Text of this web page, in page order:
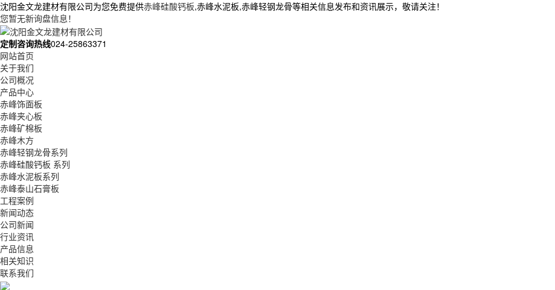
沈阳金文龙建材有限公司为您免费提供赤峰硅酸钙板,赤峰水泥板,赤峰轻钢龙骨等相关信息发布和资讯展示，敬请关注！
您暂无新询盘信息！
定制咨询热线024-25863371
网站首页
关于我们
公司概况
产品中心
赤峰饰面板
赤峰夹心板
赤峰矿棉板
赤峰木方
赤峰轻钢龙骨系列
赤峰硅酸钙板 系列
赤峰水泥板系列
赤峰泰山石膏板
工程案例
新闻动态
公司新闻
行业资讯
产品信息
相关知识
联系我们